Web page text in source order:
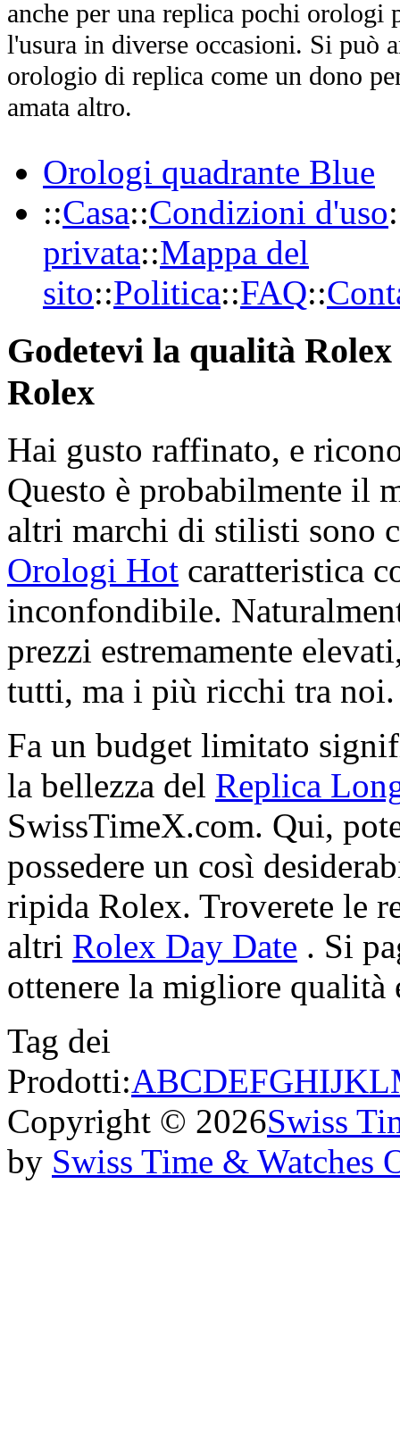
anche per una replica pochi orologi
l'usura in diverse occasioni. Si può
orologio di replica come un dono
amata altro.
Orologi quadrante Blue
::Casa::Condizioni d'uso
privata::Mappa del
sito::Politica::FAQ::
Godetevi la qualità
Rolex
Hai gusto raffinato, e
Questo è probabilmente il
altri marchi di stilisti sono
Orologi Hot caratteristica
inconfondibile.
prezzi estremamente
tutti, ma i più ricchi tra noi.
Fa un budget limitato
la bellezza del Replica
SwissTimeX.com. Qui,
possedere un così
ripida Rolex. Troverete le
altri Rolex Day Date . Si
ottenere la migliore qualità
Tag dei
Prodotti:ABCDEFGHIJKL
Copyright © 2026Swiss
by Swiss Time & Watches